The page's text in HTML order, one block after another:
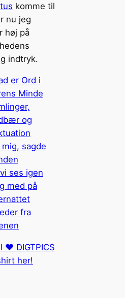
komme til
nu jeg
høj på
indtryk.
er Ord i
Minde
og
mig, sagde
ses igen
med på
fra
❤️ DIGTPICS
her!